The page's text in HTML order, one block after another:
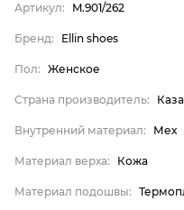
Страна производитель
Внутренний материал
Материал верха
Материал подошвы
Материал стельки
Казахстан
Артикул: M.901/262
Бренд: Ellin shoes
Пол: Женское
Страна производитель:
Внутренний материал: Мех
Материал верха: Кожа
Материал подошвы: